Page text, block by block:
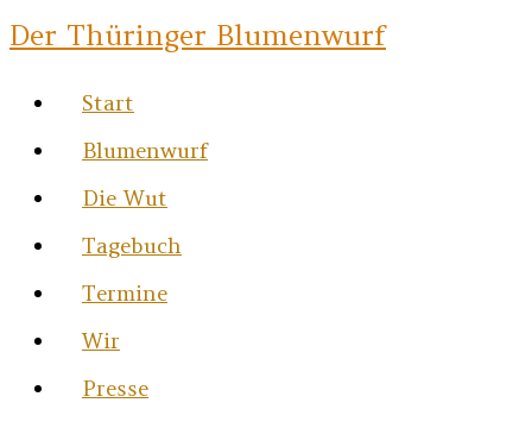
Zum
springen
Der Thüringer Blumenwurf
Start
Blumenwurf
Die Wut
Tagebuch
Termine
Wir
Presse